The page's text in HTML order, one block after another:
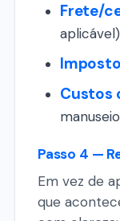
Frete/
Custos
Passo 4 —
Em vez de
que